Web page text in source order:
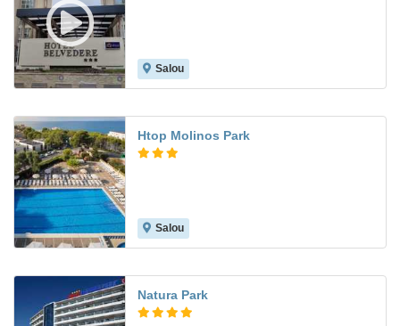
Salou
Htop Molinos Park
Salou
Natura Park